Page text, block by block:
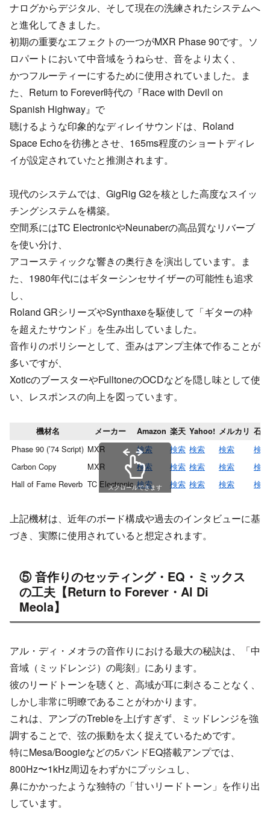
ナログからデジタル、そして現在の洗練されたシステムへ
と進化してきました。
初期の重要なエフェクトの一つがMXR Phase 90です。ソ
ロパートにおいて中音域をうねらせ、音をより太く、
かつフルーティーにするために使用されていました。ま
た、Return to Forever時代の『Race with Devil on
Spanish Highway』で
聴けるような印象的なディレイサウンドは、Roland
Space Echoを彷彿とさせ、165ms程度のショートディレ
イが設定されていたと推測されます。
現代のシステムでは、GigRig G2を核とした高度なスイッ
チングシステムを構築。
空間系にはTC ElectronicやNeunaberの高品質なリバーブ
を使い分け、
アコースティックな響きの奥行きを演出しています。ま
た、1980年代にはギターシンセサイザーの可能性も追求
し、
Roland GRシリーズやSynthaxeを駆使して「ギターの枠
を超えたサウンド」を生み出していました。
音作りのポリシーとして、歪みはアンプ主体で作ることが
多いですが、
XoticのブースターやFulltoneのOCDなどを隠し味として使
い、レスポンスの向上を図っています。
機材名 メーカー Amazon 楽天 Yahoo! メルカリ 石
Phase 90 (’74 Script) MXR 検索 検索 検索 検索
検索
Carbon Copy
MXR 検索 検索 検索 検索
検索
Hall of Fame Reverb TC Electronic 検索 検索 検索 検索 検索
スクロールできます
上記機材は、近年のボード構成や過去のインタビューに基
づき、実際に使用されていると想定されます。
⑤ 音作りのセッティング・EQ・ミックス
の工夫【Return to Forever・Al Di
Meola】
アル・ディ・メオラの音作りにおける最大の秘訣は、「中
音域（ミッドレンジ）の彫刻」にあります。
彼のリードトーンを聴くと、高域が耳に刺さることなく、
しかし非常に明瞭であることがわかります。
これは、アンプのTrebleを上げすぎず、ミッドレンジを強
調することで、弦の振動を太く捉えているためです。
特にMesa/Boogieなどの5バンドEQ搭載アンプでは、
800Hz〜1kHz周辺をわずかにプッシュし、
鼻にかかったような独特の「甘いリードトーン」を作り出
しています。